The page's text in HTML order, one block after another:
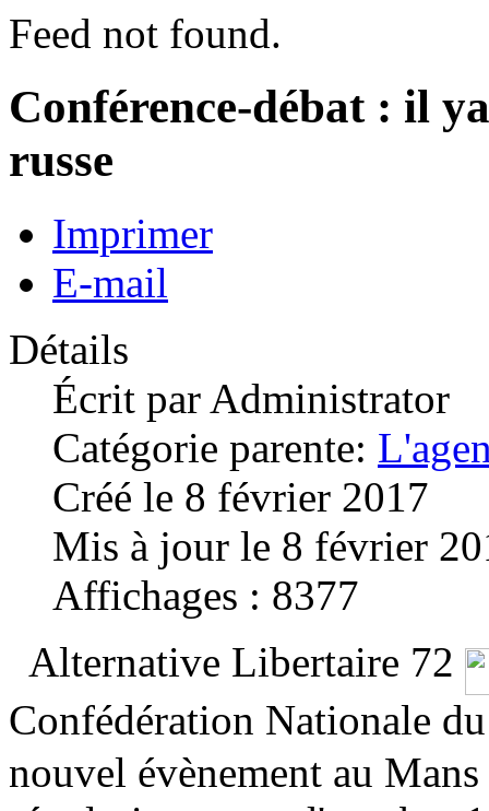
Feed not found.
Conférence-débat : il
russe
Imprimer
E-mail
Détails
Écrit par Administrator
Catégorie parente:
Créé le 8 février 2017
Mis à jour le 8 février
Affichages : 8377
Alternative Libertaire 72
Confédération Nationale
nouvel évènement au